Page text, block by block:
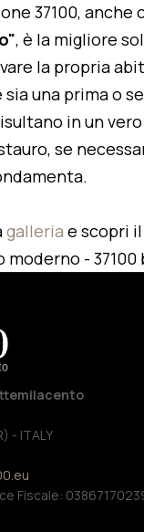
37100, anche
, è la migliore
la propria
una prima o
in un
se
galleria e scopri il
- ITALY
Fiscale: